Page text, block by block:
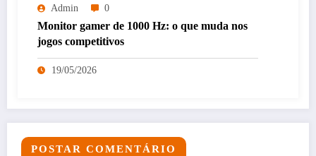
Admin 0
Monitor gamer de 1000 Hz: o que muda nos
jogos competitivos
19/05/2026
POSTAR COMENTÁRIO